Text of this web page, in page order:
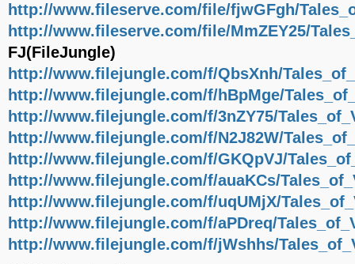
http://www.fileserve.com/file/fjwGFgh/
http://www.fileserve.com/file/MmZEY25/
FJ(FileJungle)
http://www.filejungle.com/f/QbsXnh/
http://www.filejungle.com/f/hBpMge/
http://www.filejungle.com/f/3nZY75/
http://www.filejungle.com/f/N2J82W/
http://www.filejungle.com/f/GKQpVJ/
http://www.filejungle.com/f/auaKCs/
http://www.filejungle.com/f/uqUMjX/
http://www.filejungle.com/f/aPDreq/
http://www.filejungle.com/f/jWshhs/